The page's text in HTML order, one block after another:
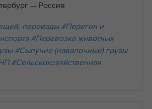
— Россия
переезды #Перегон и
#Перевозка животных
#Сыпучие (навалочные) грузы
#Сельскохозяйственная